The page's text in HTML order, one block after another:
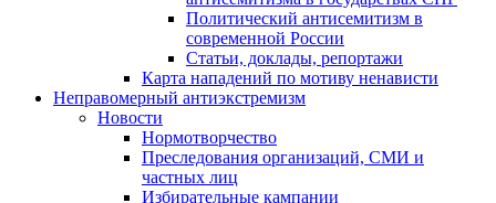
Политический антисемитизм в
современной России
Статьи, доклады, репортажи
Карта нападений по мотиву ненависти
Неправомерный антиэкстремизм
Новости
Нормотворчество
Преследования организаций, СМИ и
частных лиц
Избирательные кампании